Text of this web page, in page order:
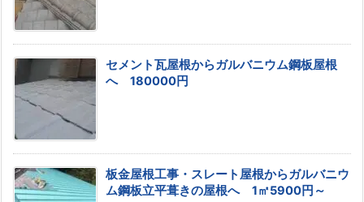
セメント瓦屋根からガルバニウム鋼板屋根
へ 180000円
板金屋根工事・スレート屋根からガルバニウ
ム鋼板立平葺きの屋根へ 1㎡5900円～